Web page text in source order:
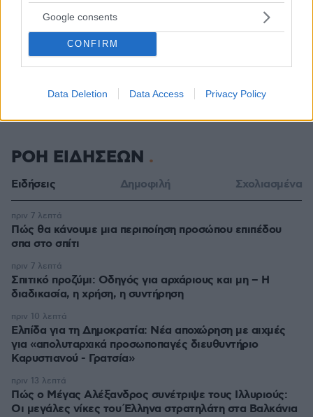
Google consents
CONFIRM
Data Deletion Data Access Privacy Policy
protothema.gr στο Google News
και μάθετε πρώτοι όλες τις ειδήσεις
Δείτε όλες τις τελευταίεςΕιδήσεις
Protothema.gr
ΡΟΗ ΕΙΔΗΣΕΩΝ
Ειδήσεις Δημοφιλή Σχολιασμένα
Πώς θα κάνουμε μια περιποίηση προσώπου επιπέδου
σπα στο σπίτι
πριν 7 λεπτά
Σπιτικό προζύμι: Οδηγός για αρχάριους και μη – Η
διαδικασία, η χρήση, η συντήρηση
πριν 7 λεπτά
Ελπίδα για τη Δημοκρατία: Νέα αποχώρηση με αιχμές
για «απολυταρχικά προσωποπαγές διευθυντήριο
Καρυστιανού - Γρατσία»
πριν 10 λεπτά
Πώς ο Μέγας Αλέξανδρος συνέτριψε τους Ιλλυριούς:
Οι μεγάλες νίκες του Έλληνα στρατηλάτη στα Βαλκάνια
πριν 13 λεπτά